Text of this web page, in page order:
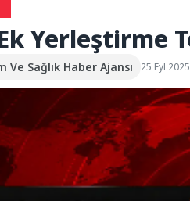
Yerleştirme
Ve Sağlık Haber Ajansı 25 Eyl